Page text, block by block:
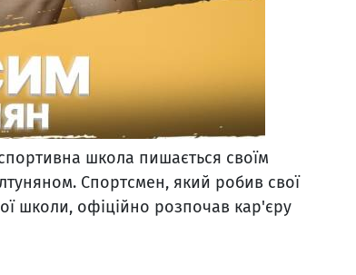
школа пишається своїм
Спортсмен, який робив свої
школи, офіційно розпочав кар'єру